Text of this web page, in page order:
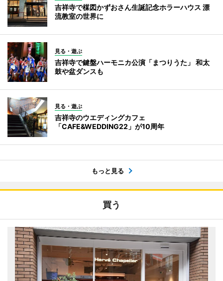
吉祥寺で楳図かずおさん生誕記念ホラーハウス 漂
流教室の世界に
見る・遊ぶ
吉祥寺で鍵盤ハーモニカ公演「まつりうた」 和太
鼓や盆ダンスも
見る・遊ぶ
吉祥寺のウエディングカフェ
「CAFE&WEDDING22」が10周年
もっと見る
買う